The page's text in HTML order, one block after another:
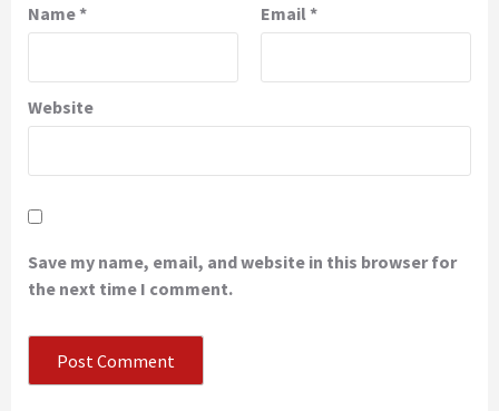
Name* Email*
Website
Save my name, email, and website in this browser for
the next time I comment.